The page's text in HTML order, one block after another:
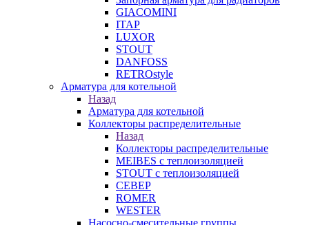
GIACOMINI
ITAP
LUXOR
STOUT
DANFOSS
RETROstyle
Арматура для котельной
Назад
Арматура для котельной
Коллекторы распределительные
Назад
Коллекторы распределительные
MEIBES с теплоизоляцией
STOUT с теплоизоляцией
СЕВЕР
ROMER
WESTER
Насосно-смесительные группы